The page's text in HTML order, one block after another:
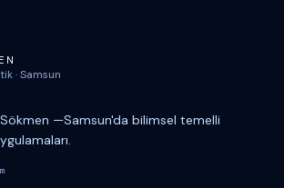
·Samsun
—Samsun'da bilimsel temelli